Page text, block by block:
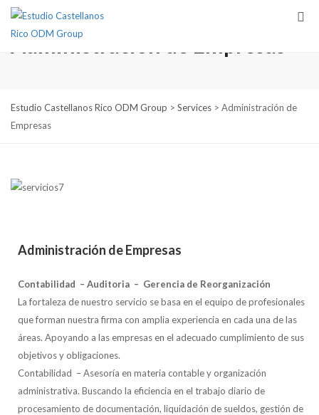
Administración de Empresas
Estudio Castellanos Rico ODM Group > Services > Administración de
Empresas
Administración de Empresas
Contabilidad – Auditoria – Gerencia de Reorganización
La fortaleza de nuestro servicio se basa en el equipo de profesionales
que forman nuestra firma con amplia experiencia en cada una de las
áreas. Apoyando a las empresas en el adecuado cumplimiento de sus
objetivos y obligaciones.
Contabilidad – Asesoría en materia contable y organización
administrativa. Buscando la eficiencia en el trabajo diario de
procesamiento de documentación, liquidación de sueldos, gestión de